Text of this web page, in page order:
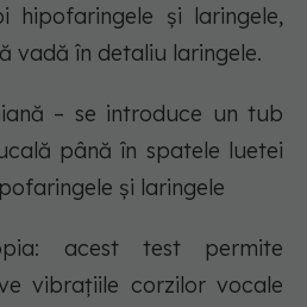
hipofaringele și laringele,
vadă în detaliu laringele.
– se introduce un tub
până în spatele luetei
și laringele
acest test permite
vibrațiile corzilor vocale